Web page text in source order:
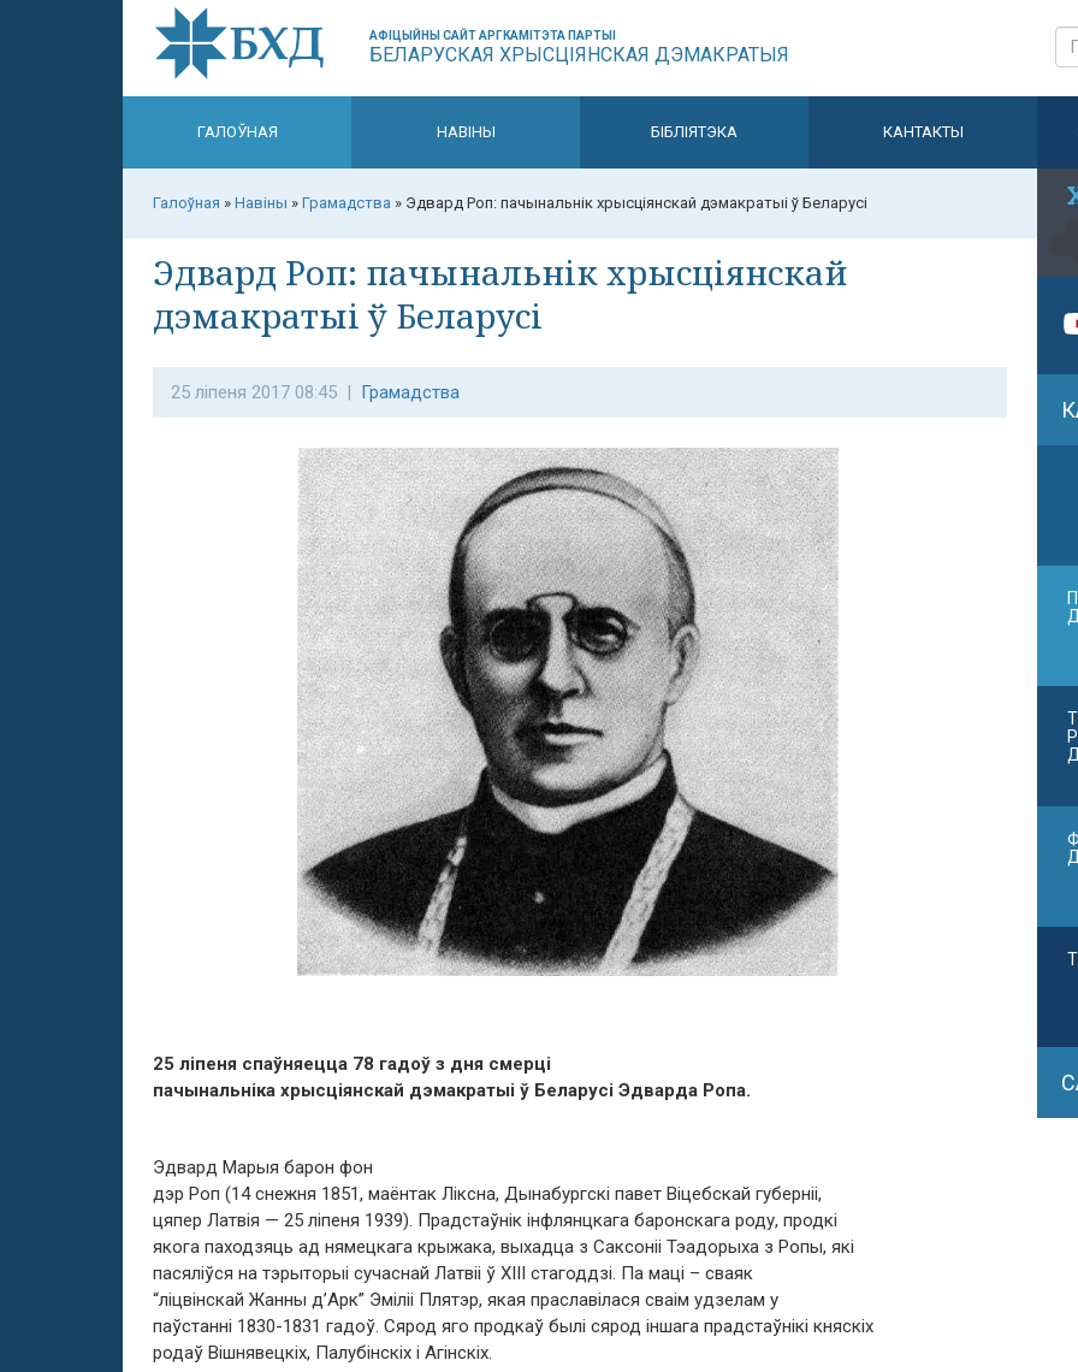
АФІЦЫЙНЫ САЙТ АРГКАМІТЭТА ПАРТЫІ
БЕЛАРУСКАЯ ХРЫСЦІЯНСКАЯ ДЭМАКРАТЫЯ
ГАЛОЎНАЯ НАВІНЫ БІБЛІЯТЭКА КАНТАКТЫ
Галоўная » Навіны » Грамадства » Эдвард Роп: пачынальнік хрысціянскай дэмакратыі ў Беларусі
Эдвард Роп: пачынальнік хрысціянскай
дэмакратыі ў Беларусі
25 ліпеня 2017 08:45 | Грамадства
25 ліпеня спаўняецца 78 гадоў з дня смерці
пачынальніка хрысціянскай дэмакратыі ў Беларусі Эдварда Ропа.
Эдвард Марыя барон фон
дэр Роп (14 снежня 1851, маёнтак Ліксна, Дынабургскі павет Віцебскай губерніі,
цяпер Латвія — 25 ліпеня 1939). Прадстаўнік інфлянцкага баронскага роду, продкі
якога паходзяць ад нямецкага крыжака, выхадца з Саксоніі Тэадорыха з Ропы, які
пасяліўся на тэрыторыі сучаснай Латвіі ў ХІІІ стагоддзі. Па маці – сваяк
“ліцвінскай Жанны д’Арк” Эміліі Плятэр, якая праславілася сваім удзелам у
паўстанні 1830-1831 гадоў. Сярод яго продкаў былі сярод іншага прадстаўнікі княскіх
родаў Вішнявецкіх, Палубінскіх і Агінскіх.